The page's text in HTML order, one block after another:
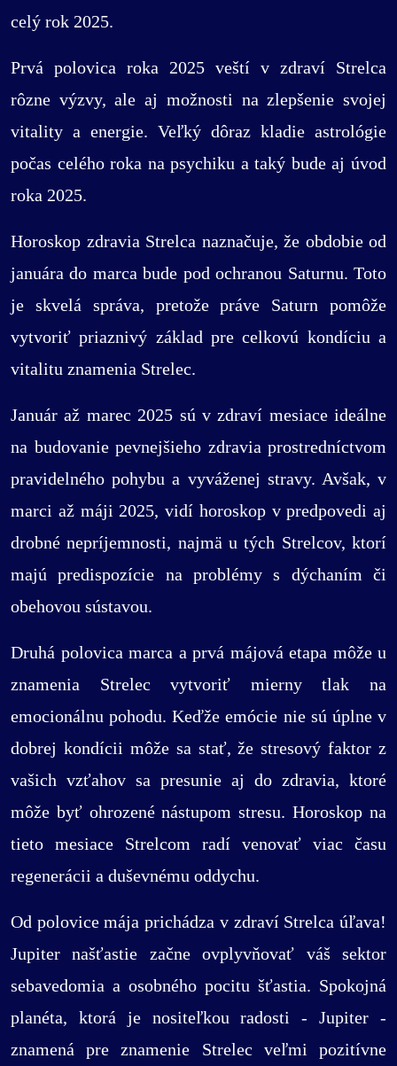
celý rok 2025.
Prvá polovica roka 2025 veští v zdraví Strelca
rôzne výzvy, ale aj možnosti na zlepšenie svojej
vitality a energie. Veľký dôraz kladie astrológie
počas celého roka na psychiku a taký bude aj úvod
roka 2025.
Horoskop zdravia Strelca naznačuje, že obdobie od
januára do marca bude pod ochranou Saturnu. Toto
je skvelá správa, pretože práve Saturn pomôže
vytvoriť priaznivý základ pre celkovú kondíciu a
vitalitu znamenia Strelec.
Január až marec 2025 sú v zdraví mesiace ideálne
na budovanie pevnejšieho zdravia prostredníctvom
pravidelného pohybu a vyváženej stravy. Avšak, v
marci až máji 2025, vidí horoskop v predpovedi aj
drobné nepríjemnosti, najmä u tých Strelcov, ktorí
majú predispozície na problémy s dýchaním či
obehovou sústavou.
Druhá polovica marca a prvá májová etapa môže u
znamenia Strelec vytvoriť mierny tlak na
emocionálnu pohodu. Keďže emócie nie sú úplne v
dobrej kondícii môže sa stať, že stresový faktor z
vašich vzťahov sa presunie aj do zdravia, ktoré
môže byť ohrozené nástupom stresu. Horoskop na
tieto mesiace Strelcom radí venovať viac času
regenerácii a duševnému oddychu.
Od polovice mája prichádza v zdraví Strelca úľava!
Jupiter našťastie začne ovplyvňovať váš sektor
sebavedomia a osobného pocitu šťastia. Spokojná
planéta, ktorá je nositeľkou radosti - Jupiter -
znamená pre znamenie Strelec veľmi pozitívne